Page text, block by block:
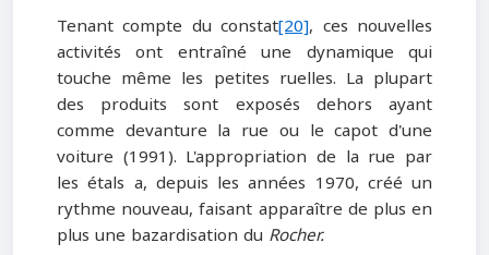
Tenant compte du constat[20], ces nouvelles
activités ont entraîné une dynamique qui
touche même les petites ruelles. La plupart
des produits sont exposés dehors ayant
comme devanture la rue ou le capot d'une
voiture (1991). L'appropriation de la rue par
les étals a, depuis les années 1970, créé un
rythme nouveau, faisant apparaître de plus en
plus une bazardisation du Rocher.